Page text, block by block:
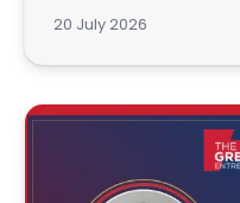
20 July 2026